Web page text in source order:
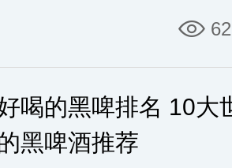
喝的黑啤排名 10大
黑啤酒推荐